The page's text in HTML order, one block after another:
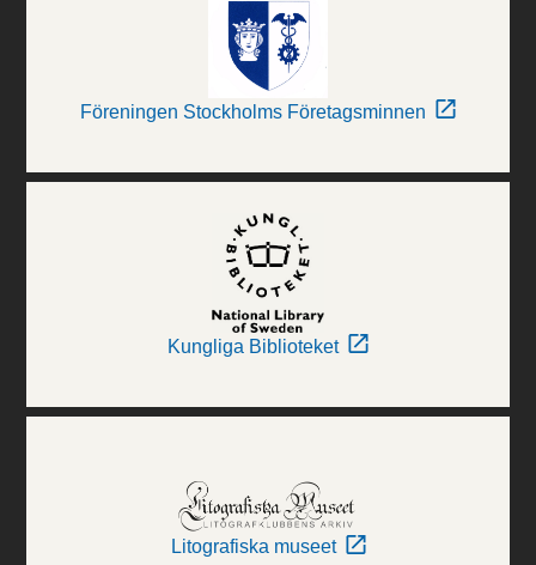
Föreningen Stockholms Företagsminnen
Kungliga Biblioteket
Litografiska museet